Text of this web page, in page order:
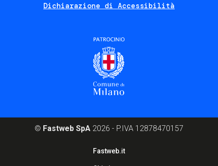
Dichiarazione di Accessibilità
© Fastweb SpA 2026 - P.IVA 12878470157
Fastweb.it